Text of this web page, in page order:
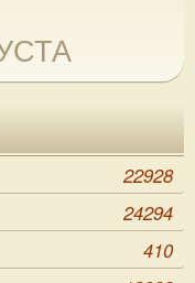
22928
24294
410